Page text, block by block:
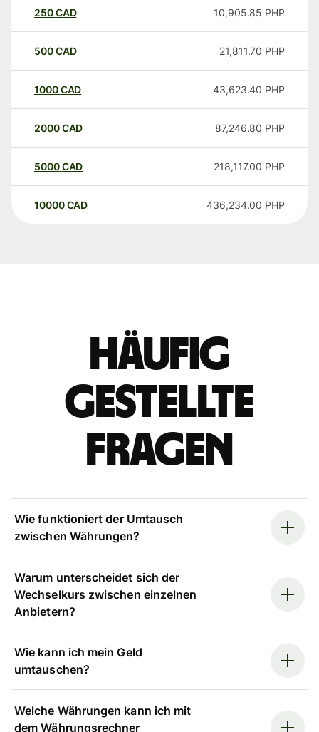
250CAD 10,905.85 PHP
500CAD 21,811.70 PHP
1000CAD 43,623.40 PHP
2000CAD 87,246.80 PHP
5000CAD 218,117.00 PHP
10000 CAD 436,234.00 PHP
Häufig
gestellte
Fragen
Wie funktioniert der Umtausch
zwischen Währungen?
Warum unterscheidet sich der
Wechselkurs zwischen einzelnen
Anbietern?
Wie kann ich mein Geld
umtauschen?
Welche Währungen kann ich mit
dem Währungsrechner